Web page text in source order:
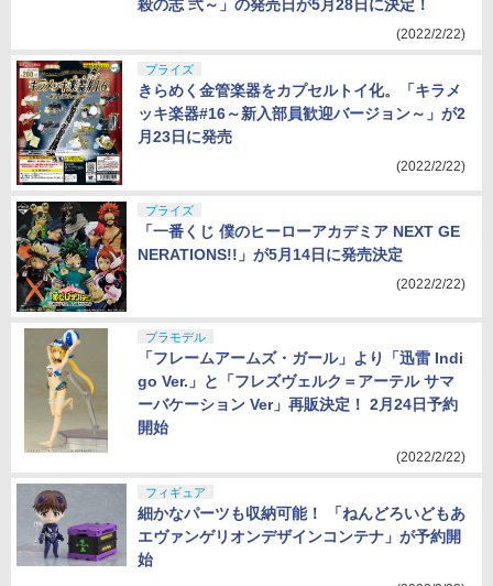
殺の志 弐～」の発売日が5月28日に決定！
(2022/2/22)
プライズ
きらめく金管楽器をカプセルトイ化。「キラメ
ッキ楽器#16～新入部員歓迎バージョン～」が2
月23日に発売
(2022/2/22)
プライズ
「一番くじ 僕のヒーローアカデミア NEXT GE
NERATIONS!!」が5月14日に発売決定
(2022/2/22)
プラモデル
「フレームアームズ・ガール」より「迅雷 Indi
go Ver.」と「フレズヴェルク＝アーテル サマ
ーバケーション Ver」再販決定！ 2月24日予約
開始
(2022/2/22)
フィギュア
細かなパーツも収納可能！ 「ねんどろいどもあ
エヴァンゲリオンデザインコンテナ」が予約開
始